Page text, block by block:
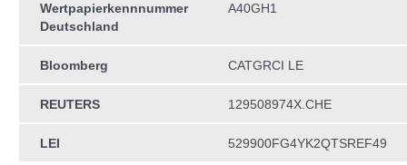
Wertpapierkenn­nummer
Deutschland
A40GH1
Bloomberg CATGRCI LE
REUTERS 129508974X.CHE
LEI 529900FG4YK2QTSREF49